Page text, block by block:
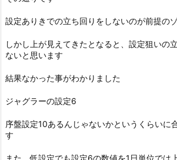
設定ありきでの立ち回りをしないのが前提の
しかし上が見えてきたとなると、設定狙いの
ないと思います
結果なかった事がわかりました
ジャグラーの設定6
序盤設定10あるんじゃないかというくらいに
す